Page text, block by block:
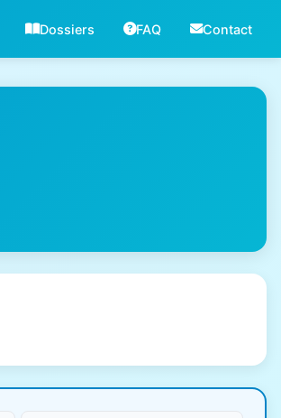
Dossiers FAQ Contact